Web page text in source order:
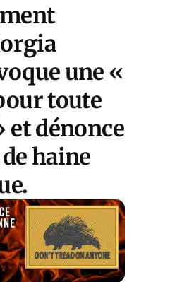
une «
toute
et dénonce
haine